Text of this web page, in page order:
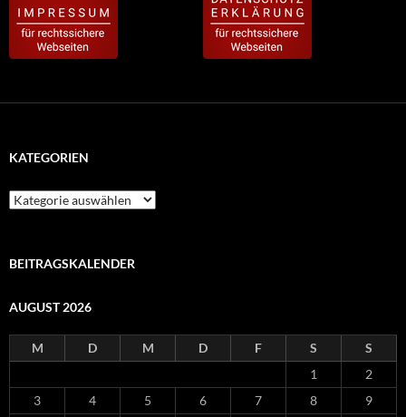
KATEGORIEN
Kategorien
BEITRAGSKALENDER
AUGUST 2026
M D M D F S
S
1
2
3
4 5 6 7 8
9